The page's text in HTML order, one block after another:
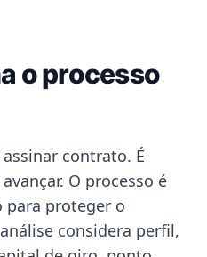
o processo
contrato. É
O processo é
para proteger o
considera perfil,